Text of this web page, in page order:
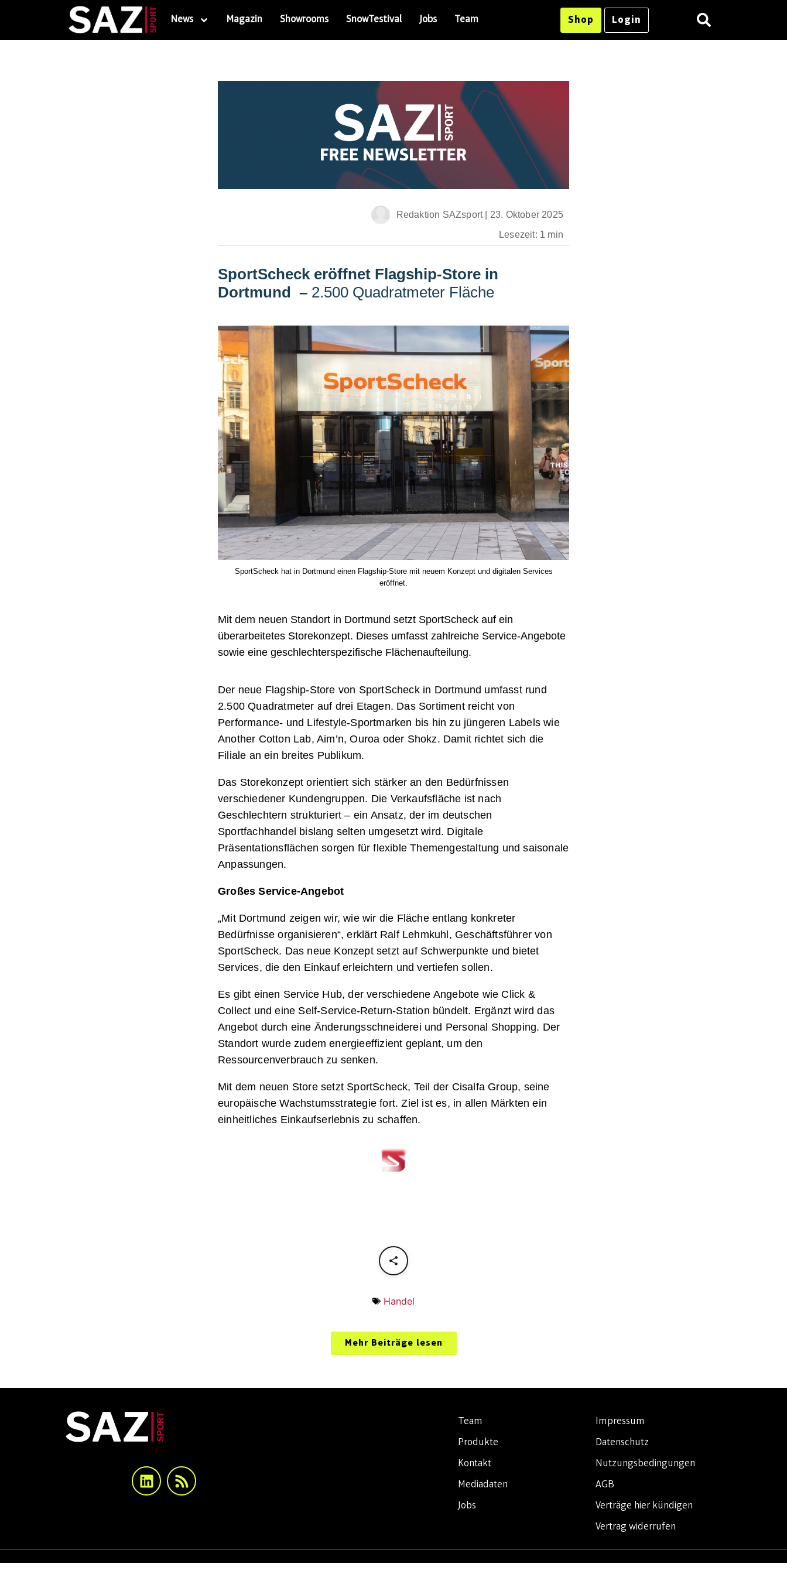
News Magazin Showrooms SnowTestival Jobs Team Shop Login
Redaktion SAZsport
23. Oktober 2025
Lesezeit: 1 min
SportScheck eröffnet Flagship-Store in
Dortmund – 2.500 Quadratmeter Fläche
SportScheck hat in Dortmund einen Flagship-Store mit neuem Konzept und digitalen Services
eröffnet.
Mit dem neuen Standort in Dortmund setzt SportScheck auf ein
überarbeitetes Storekonzept. Dieses umfasst zahlreiche Service-Angebote
sowie eine geschlechterspezifische Flächenaufteilung.
Der neue Flagship-Store von SportScheck in Dortmund umfasst rund
2.500 Quadratmeter auf drei Etagen. Das Sortiment reicht von
Performance- und Lifestyle-Sportmarken bis hin zu jüngeren Labels wie
Another Cotton Lab, Aim’n, Ouroa oder Shokz. Damit richtet sich die
Filiale an ein breites Publikum.
Das Storekonzept orientiert sich stärker an den Bedürfnissen
verschiedener Kundengruppen. Die Verkaufsfläche ist nach
Geschlechtern strukturiert – ein Ansatz, der im deutschen
Sportfachhandel bislang selten umgesetzt wird. Digitale
Präsentationsflächen sorgen für flexible Themengestaltung und saisonale
Anpassungen.
Großes Service-Angebot
„Mit Dortmund zeigen wir, wie wir die Fläche entlang konkreter
Bedürfnisse organisieren“, erklärt Ralf Lehmkuhl, Geschäftsführer von
SportScheck. Das neue Konzept setzt auf Schwerpunkte und bietet
Services, die den Einkauf erleichtern und vertiefen sollen.
Es gibt einen Service Hub, der verschiedene Angebote wie Click &
Collect und eine Self-Service-Return-Station bündelt. Ergänzt wird das
Angebot durch eine Änderungsschneiderei und Personal Shopping. Der
Standort wurde zudem energieeffizient geplant, um den
Ressourcenverbrauch zu senken.
Mit dem neuen Store setzt SportScheck, Teil der Cisalfa Group, seine
europäische Wachstumsstrategie fort. Ziel ist es, in allen Märkten ein
einheitliches Einkaufserlebnis zu schaffen.
Handel
Mehr Beiträge lesen
Impressum
Datenschutz
Nutzungsbedingungen
AGB
Verträge hier kündigen
Vertrag widerrufen
Team
Produkte
Kontakt
Mediadaten
Jobs